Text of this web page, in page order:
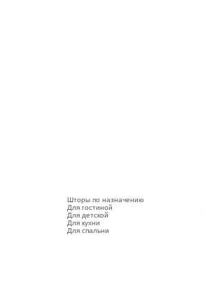
Шторы по назначению
Для гостиной
Для детской
Для кухни
Для спальни